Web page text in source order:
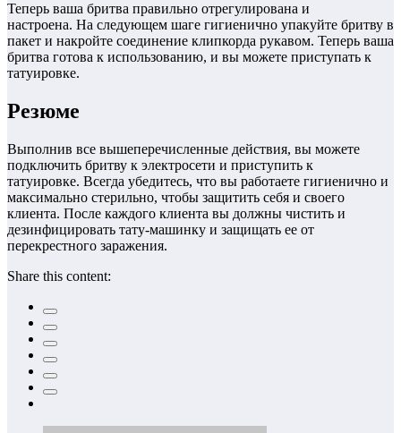
Теперь ваша бритва правильно отрегулирована и
настроена. На следующем шаге гигиенично упакуйте бритву в
пакет и накройте соединение клипкорда рукавом. Теперь ваша
бритва готова к использованию, и вы можете приступать к
татуировке.
Резюме
Выполнив все вышеперечисленные действия, вы можете
подключить бритву к электросети и приступить к
татуировке. Всегда убедитесь, что вы работаете гигиенично и
максимально стерильно, чтобы защитить себя и своего
клиента. После каждого клиента вы должны чистить и
дезинфицировать тату-машинку и защищать ее от
перекрестного заражения.
Share this content: